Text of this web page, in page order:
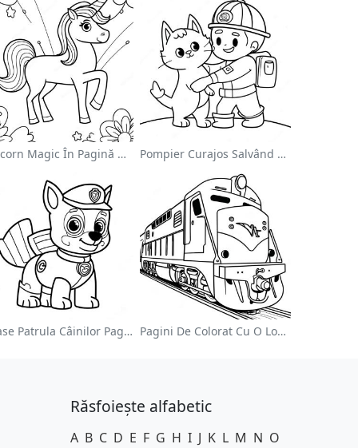
Unicorn Magic În Pagină De Colorat Cu Curcubeu Pompier Curajos Salvând O Pisică - Pagina De Colorat
Chase Patrula Câinilor Pagina De Colorat Pagini De Colorat Cu O Locomotivă Colorată
Răsfoiește alfabetic
A B C D E F G H I J K L M N O